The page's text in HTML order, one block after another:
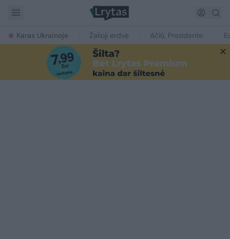
Karas Ukrainoje Žalioji erdvė Ačiū, Prezidente